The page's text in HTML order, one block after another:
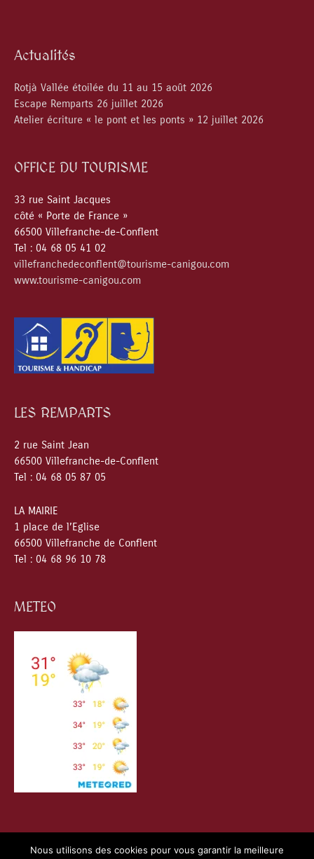
Actualités
Rotjà Vallée étoilée du 11 au 15 août 2026
Escape Remparts 26 juillet 2026
Atelier écriture « le pont et les ponts » 12 juillet 2026
OFFICE DU TOURISME
33 rue Saint Jacques
côté « Porte de France »
66500 Villefranche-de-Conflent
Tel : 04 68 05 41 02
villefranchedeconflent@tourisme-canigou.com
www.tourisme-canigou.com
LES REMPARTS
2 rue Saint Jean
66500 Villefranche-de-Conflent
Tel : 04 68 05 87 05
LA MAIRIE
1 place de l’Eglise
66500 Villefranche de Conflent
Tel : 04 68 96 10 78
METEO
Nous utilisons des cookies pour vous garantir la meilleure